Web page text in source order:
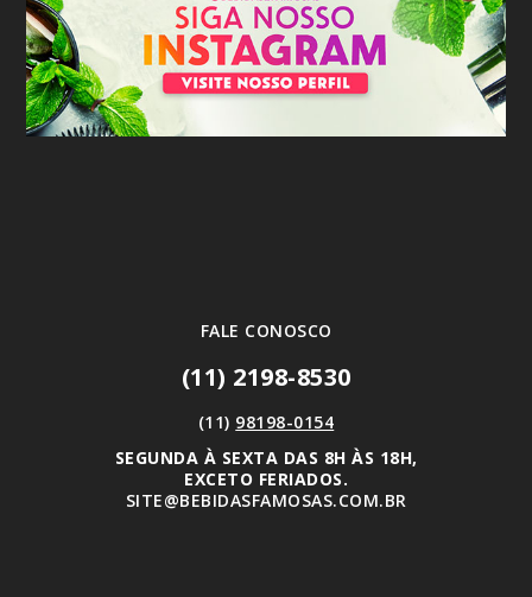
FALE CONOSCO
(11) 2198-8530
(11) 98198-0154
SEGUNDA À SEXTA DAS 8H ÀS 18H,
EXCETO FERIADOS.
SITE@BEBIDASFAMOSAS.COM.BR